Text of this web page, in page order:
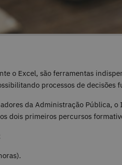
o Excel, são ferramentas
processos de
da Administração Pública,
dois primeiros percursos